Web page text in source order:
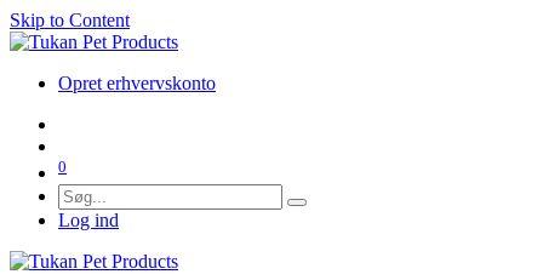
Skip to Content
Opret erhvervskonto
0
Log ind